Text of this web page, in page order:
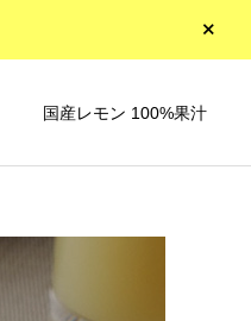
国産レモン 100%果汁